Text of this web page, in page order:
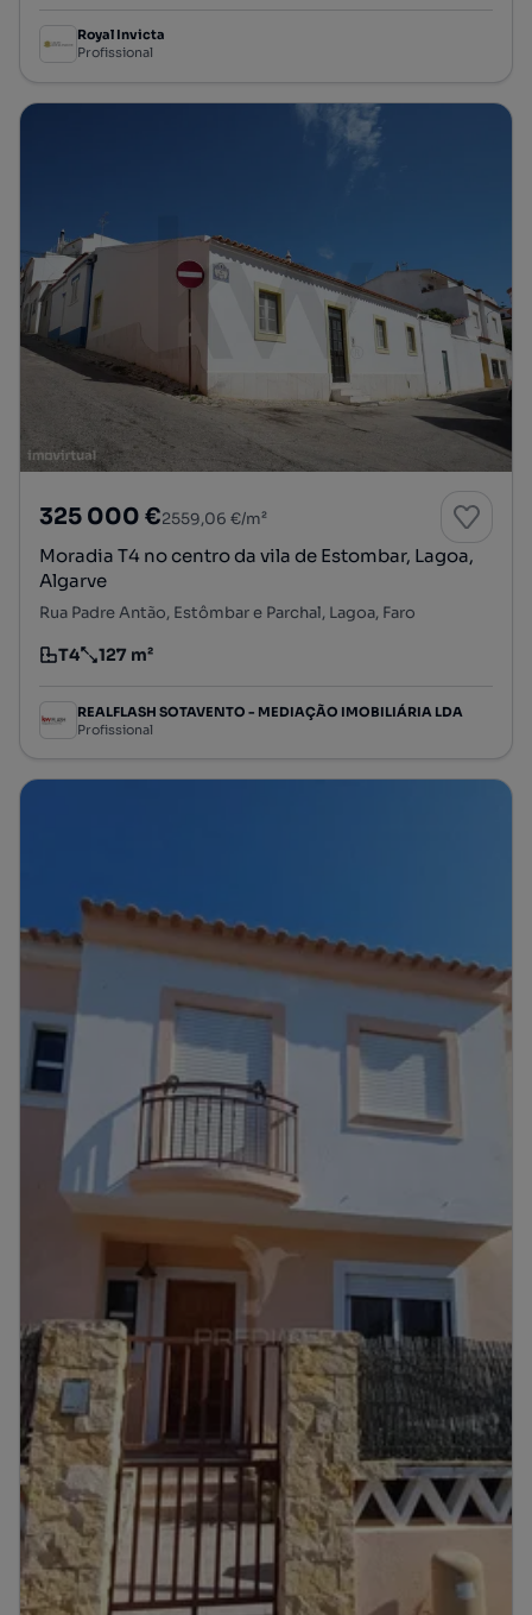
Royal Invicta
Profissional
325 000 €2559,06 €/m²
Moradia T4 no centro da vila de Estombar, Lagoa,
Algarve
Rua Padre Antão, Estômbar e Parchal, Lagoa, Faro
Tipologia
T4
Preço por metro quadrado
127 m²
REALFLASH SOTAVENTO - MEDIAÇÃO IMOBILIÁRIA LDA
Profissional